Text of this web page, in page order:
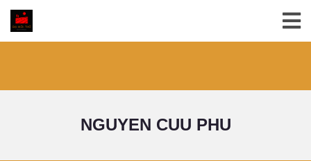
NGUYEN CUU PHU